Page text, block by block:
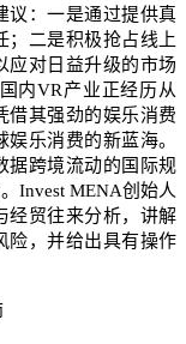
议：一是通过提供真
；二是积极抢占线上
应对日益升级的市场
内VR产业正经历从
借其强劲的娱乐消费
乐消费的新蓝海。
据跨境流动的国际规
Invest MENA创始人
经贸往来分析，讲解
险，并给出具有操作